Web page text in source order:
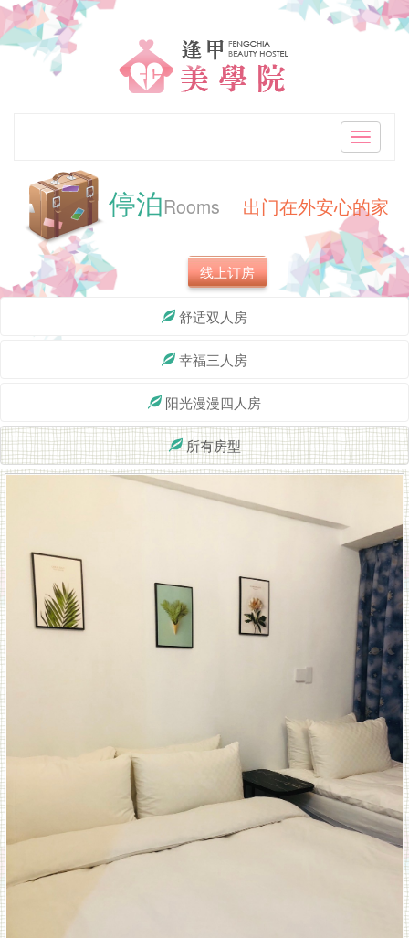
「逢
甲
院
逢
甲
高
致
住
题
套
房」
分
即
达
Toggle
停泊Rooms 出门在外安心的家
线上订房
舒适双人房
幸福三人房
阳光漫漫四人房
所有房型